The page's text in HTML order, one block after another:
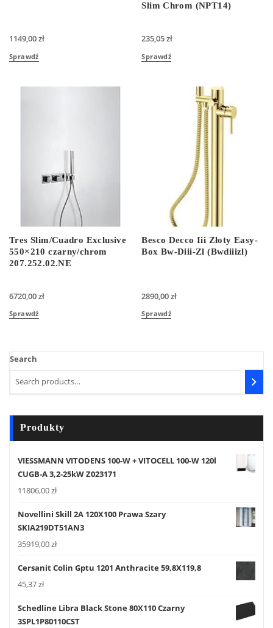
1149,00zł
Sprawdź
Slim Chrom (NPT14)
235,05zł
Sprawdź
Tres Slim/Cuadro Exclusive
550×210 czarny/chrom
207.252.02.NE
6720,00zł
Sprawdź
Besco Decco Iii Złoty Easy-
Box Bw-Diii-Zl (Bwdiiizl)
2890,00zł
Sprawdź
Search
Produkty
VIESSMANN VITODENS 100-W + VITOCELL 100-W 120l
CUGB-A 3,2-25kW Z023171
11806,00zł
Novellini Skill 2A 120X100 Prawa Szary
SKIA219DT51AN3
35919,00zł
Cersanit Colin Gptu 1201 Anthracite 59,8X119,8
45,37zł
Schedline Libra Black Stone 80X110 Czarny
3SPL1P80110CST